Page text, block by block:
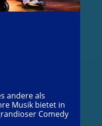
andere als
Musik bietet in
Comedy